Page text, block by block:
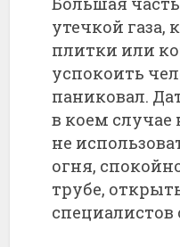
утечкой газа,
плитки или
успокоить
паниковал.
в коем случае
не
огня,
трубе,